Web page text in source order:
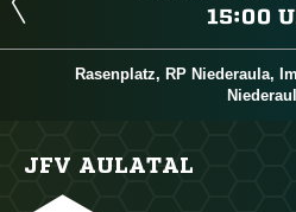

Rasenplatz, RP Niederaula,
JFV AULATAL